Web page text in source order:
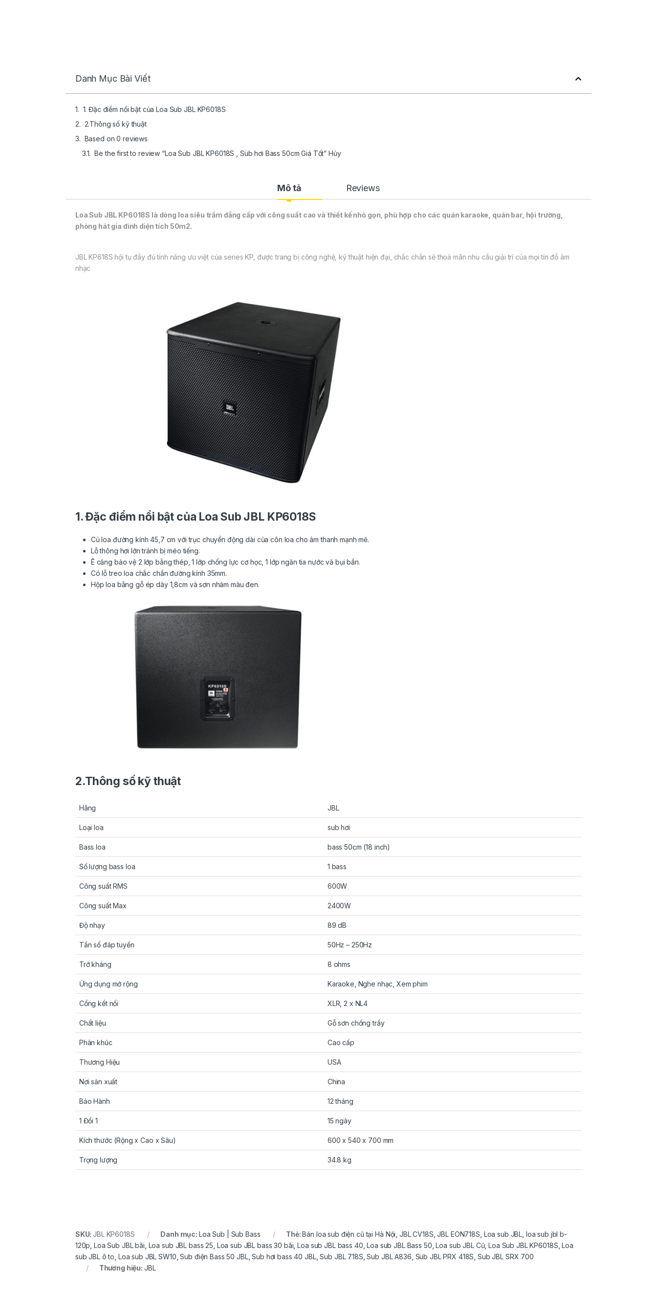
Danh Mục Bài Viết
1. Đặc điểm nổi bật của Loa Sub JBL KP6018S
2.Thông số kỹ thuật
Based on 0 reviews
Be the first to review “Loa Sub JBL KP6018S , Sub hơi Bass 50cm Giá Tốt” Hủy
Mô tả Reviews
Loa Sub JBL KP6018S là dòng loa siêu trầm đẳng cấp với công suất cao và thiết kế nhỏ gọn, phù hợp cho các quán karaoke, quán bar, hội trường,
phòng hát gia đình diện tích 50m2.
JBL KP618S hội tụ đầy đủ tính năng ưu việt của series KP, được trang bị công nghệ, kỹ thuật hiện đại, chắc chắn sẽ thoả mãn nhu cầu giải trí của mọi tín đồ âm
nhạc
1. Đặc điểm nổi bật của Loa Sub JBL KP6018S
Củ loa đường kính 45,7 cm với trục chuyển động dài của côn loa cho âm thanh mạnh mẽ.
Lỗ thông hơi lớn tránh bị méo tiếng.
Ê căng bảo vệ 2 lớp bằng thép, 1 lớp chống lực cơ học, 1 lớp ngăn tia nước và bụi bẩn.
Có lỗ treo loa chắc chắn đường kính 35mm.
Hộp loa bằng gỗ ép dày 1,8cm và sơn nhám màu đen.
2.Thông số kỹ thuật
Hãng JBL
Loại loa sub hơi
Bass loa bass 50cm (18 inch)
Số lượng bass loa 1 bass
Công suất RMS 600W
Công suất Max 2400W
Độ nhạy 89 dB
Tần số đáp tuyến 50Hz – 250Hz
Trở kháng 8 ohms
Ứng dụng mở rộng Karaoke, Nghe nhạc, Xem phim
Cổng kết nối XLR, 2 x NL4
Chất liệu Gỗ sơn chống trầy
Phân khúc Cao cấp
Thương Hiệu USA
Nơi sản xuất China
Bảo Hành 12 tháng
1 Đổi 1 15 ngày
Kích thước (Rộng x Cao x Sâu) 600 x 540 x 700 mm
Trọng lượng 34.8 kg
SKU:JBL KP6018S Danh mục: Loa Sub | Sub Bass Thẻ:Bán loa sub điện cũ tại Hà Nội JBL CV18S ,JBL EON718S Loa sub JBL loa sub jbl b-
120p Loa Sub JBL bãi Loa sub JBL bass 25 Loa sub JBL bass 30 bãi ,Loa sub JBL bass 40 ,Loa sub JBL Bass 50 ,Loa sub JBL Cũ,Loa Sub JBL KP6018S ,Loa
sub JBL ô to Loa sub JBL SW10 ,Sub điện Bass 50 JBL,Sub hơi bass 40 JBL,Sub JBL 718S ,Sub JBL A836 Sub JBL PRX 418S Sub JBL SRX 700
Thương hiệu: JBL